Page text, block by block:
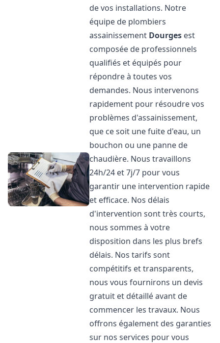
de vos installations. Notre
équipe de plombiers
assainissement Dourges est
composée de professionnels
qualifiés et équipés pour
répondre à toutes vos
demandes. Nous intervenons
rapidement pour résoudre vos
problèmes d'assainissement,
que ce soit une fuite d'eau, un
bouchon ou une panne de
chaudière. Nous travaillons
24h/24 et 7j/7 pour vous
garantir une intervention rapide
et efficace. Nos délais
d'intervention sont très courts,
nous sommes à votre
disposition dans les plus brefs
délais. Nos tarifs sont
compétitifs et transparents,
nous vous fournirons un devis
gratuit et détaillé avant de
commencer les travaux. Nous
offrons également des garanties
sur nos services pour vous